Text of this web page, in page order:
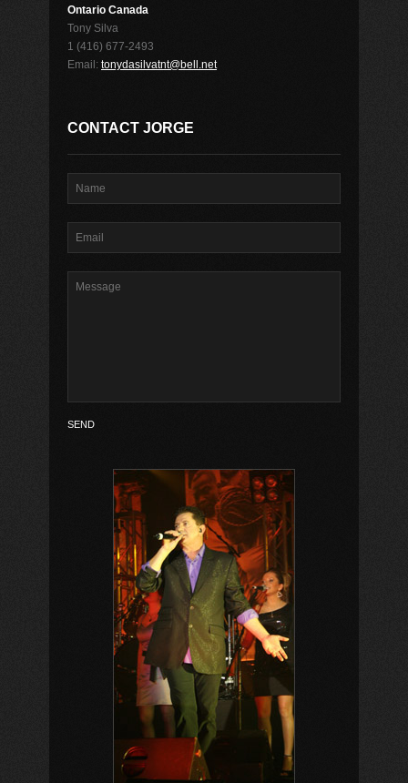
Ontario Canada
Tony Silva
1 (416) 677-2493
Email: tonydasilvatnt@bell.net
CONTACT JORGE